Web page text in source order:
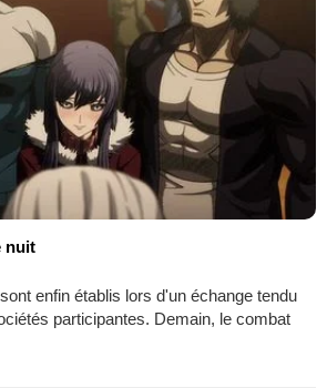
nuit
enfin établis lors d'un échange tendu
participantes. Demain, le combat